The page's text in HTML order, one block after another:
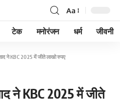
Aa
टेक मनोरंजन धर्म जीवनी
ने KBC 2025 में जीते लाखो रुपए
ने KBC 2025 में जीते